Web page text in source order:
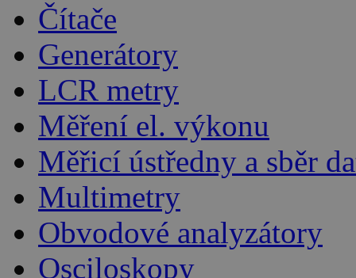
Čítače
Generátory
LCR metry
Měření el. výkonu
Měřicí ústředny a sběr
Multimetry
Obvodové analyzátory
Osciloskopy